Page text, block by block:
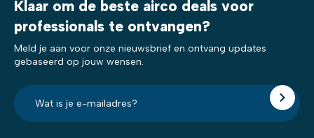
Klaar om de beste airco deals voor
professionals te ontvangen?
Meld je aan voor onze nieuwsbrief en ontvang updates
gebaseerd op jouw wensen.
E-
mailadres?
*